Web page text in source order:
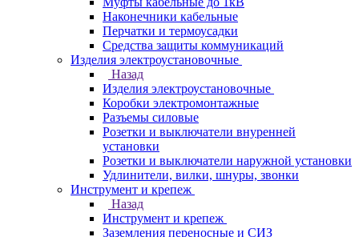
Наконечники кабельные
Перчатки и термоусадки
Средства защиты коммуникаций
Изделия электроустановочные
Назад
Изделия электроустановочные
Коробки электромонтажные
Разъемы силовые
Розетки и выключатели внуренней
установки
Розетки и выключатели наружной установки
Удлинители, вилки, шнуры, звонки
Инструмент и крепеж
Назад
Инструмент и крепеж
Заземления переносные и СИЗ